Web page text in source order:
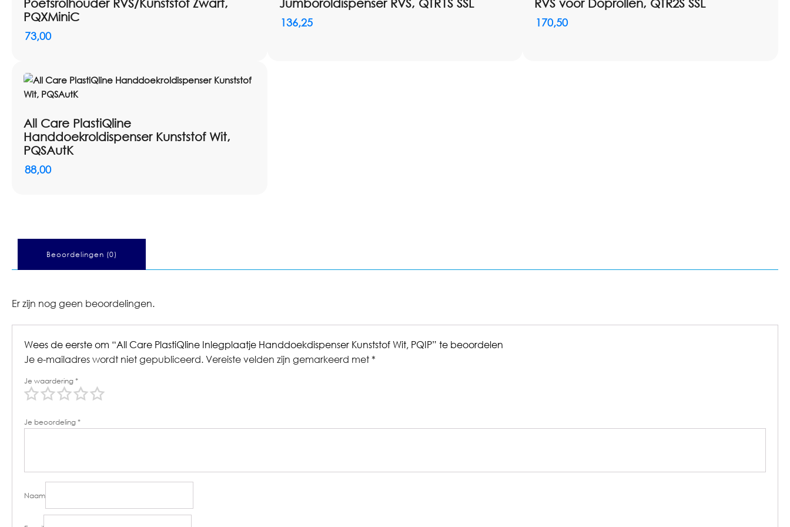
Poetsrolhouder RVS/Kunststof Zwart,
PQXMiniC
73,00
Jumboroldispenser RVS, QTR1S SSL
136,25
RVS voor Doprollen, QTR2S SSL
170,50
All Care PlastiQline
Handdoekroldispenser Kunststof Wit,
PQSAutK
88,00
Beoordelingen (0)
Er zijn nog geen beoordelingen.
Wees de eerste om “All Care PlastiQline Inlegplaatje Handdoekdispenser Kunststof Wit, PQIP” te beoordelen
Je e-mailadres wordt niet gepubliceerd.Vereiste velden zijn gemarkeerd met *
Je waardering*
Je beoordeling*
Naam